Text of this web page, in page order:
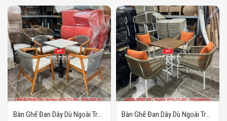
Bàn Ghế Đan Dây Dù Ngoài Trời
Bàn Ghế Đan Dây Dù Ngoài Trời